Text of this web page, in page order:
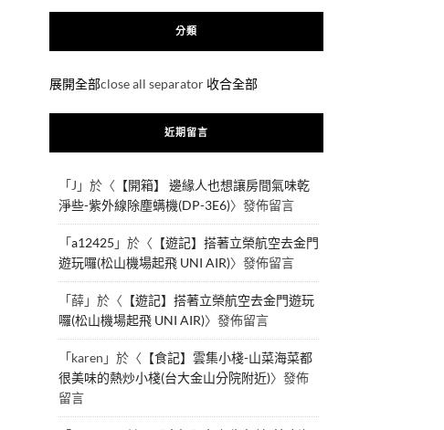
分類
展開全部close all separator 收合全部
近期留言
「J 」於〈 【開箱】 邊緣人也想讓房間氣味乾
淨些-紫外線除塵螨機(DP-3E6)〉發佈留言
「a12425 」於〈 【遊記】搭著立榮航空去金門
遊玩囉(松山機場起飛 UNI AIR)〉發佈留言
「薛」於〈 【遊記】搭著立榮航空去金門遊玩
囉(松山機場起飛 UNI AIR)〉發佈留言
「karen 」於〈 【食記】雲集小棧-山菜海菜都
很美味的熱炒小棧(台大金山分院附近)〉發佈
留言